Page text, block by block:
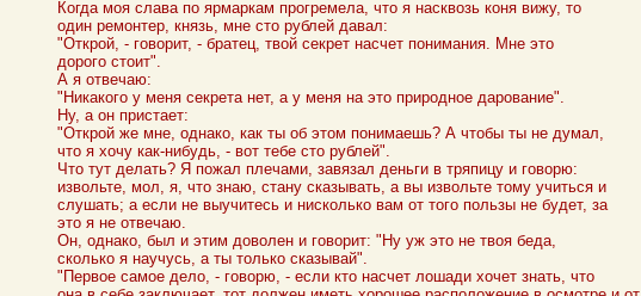
Когда моя слава по ярмаркам прогремела, что я насквозь коня вижу, то
один ремонтер, князь, мне сто рублей давал:
"Открой, - говорит, - братец, твой секрет насчет понимания. Мне это
дорого стоит".
А я отвечаю:
"Никакого у меня секрета нет, а у меня на это природное дарование".
Ну, а он пристает:
"Открой же мне, однако, как ты об этом понимаешь? А чтобы ты не думал,
что я хочу как-нибудь, - вот тебе сто рублей".
Что тут делать? Я пожал плечами, завязал деньги в тряпицу и говорю:
извольте, мол, я, что знаю, стану сказывать, а вы извольте тому учиться и
слушать; а если не выучитесь и нисколько вам от того пользы не будет, за
это я не отвечаю.
Он, однако, был и этим доволен и говорит: "Ну уж это не твоя беда,
сколько я научусь, а ты только сказывай".
"Первое самое дело, - говорю, - если кто насчет лошади хочет знать, что